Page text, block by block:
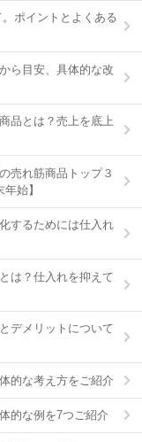
ポイントとよくある
ら目安、具体的な改
品とは？売上を底上
売れ筋商品トップ３
始】
するためには仕入れ
は？仕入れを抑えて
デメリットについて
的な考え方をご紹介
的な例を7つご紹介